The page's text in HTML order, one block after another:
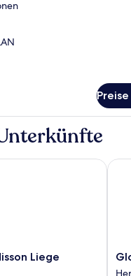
Liege
Liege Airport
Post